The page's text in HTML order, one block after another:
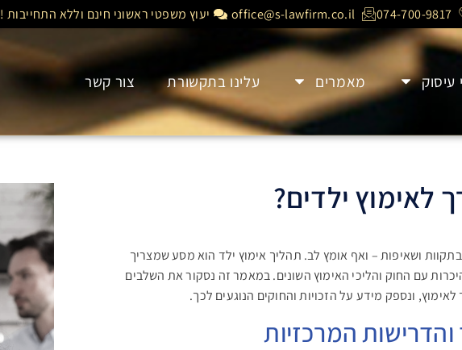
074-700-9817
office@s-lawfirm.co.il יעוץ משפטי ראשוני חינם וללא התחייבות !
עיסוק מאמרים עלינו בתקשורת צור קשר
לאימוץ ילדים?
ושאיפות – ואף אומץ לב. תהליך אימוץ ילד הוא מסע שמצריך
עם החוק והליכי האימוץ השונים. במאמר זה נסקור את השלבים
ונספק מידע על הזכויות והחוקים הנוגעים לכך.
המרכזיות